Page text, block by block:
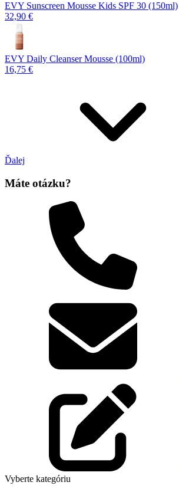
EVY Sunscreen Mousse Kids SPF 30 (150ml)
32,90 €
EVY Daily Cleanser Mousse (100ml)
16,75 €
Ďalej
Máte otázku?
Vyberte kategóriu